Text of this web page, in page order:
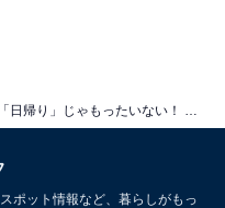
ポット情報など、暮らしがもっ